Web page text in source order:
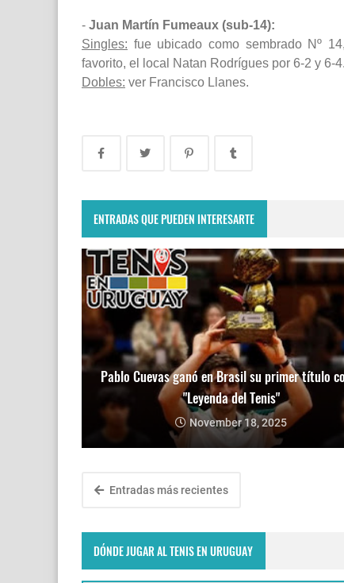
- Juan Martín Fumeaux (sub-14):
Singles: fue ubicado como sembrado Nº
favorito, el local Natan Rodrígues por 6-2 y 6-4.
Dobles: ver Francisco Llanes.
ENTRADAS QUE PUEDEN INTERESARTE
Pablo Cuevas ganó en Brasil su primer título
"Leyenda del Tenis"
November 18, 2025
Entradas más recientes
DÓNDE JUGAR AL TENIS EN URUGUAY